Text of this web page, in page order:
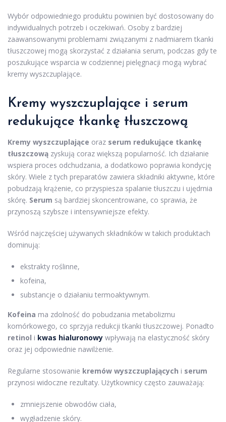
Wybór odpowiedniego produktu powinien być dostosowany do
indywidualnych potrzeb i oczekiwań. Osoby z bardziej
zaawansowanymi problemami związanymi z nadmiarem tkanki
tłuszczowej mogą skorzystać z działania serum, podczas gdy te
poszukujące wsparcia w codziennej pielęgnacji mogą wybrać
kremy wyszczuplające.
Kremy wyszczuplające i serum
redukujące tkankę tłuszczową
Kremy wyszczuplające oraz serum redukujące tkankę
tłuszczową zyskują coraz większą popularność. Ich działanie
wspiera proces odchudzania, a dodatkowo poprawia kondycję
skóry. Wiele z tych preparatów zawiera składniki aktywne, które
pobudzają krążenie, co przyspiesza spalanie tłuszczu i ujędrnia
skórę. Serum są bardziej skoncentrowane, co sprawia, że
przynoszą szybsze i intensywniejsze efekty.
Wśród najczęściej używanych składników w takich produktach
dominują:
ekstrakty roślinne,
kofeina,
substancje o działaniu termoaktywnym.
Kofeina ma zdolność do pobudzania metabolizmu
komórkowego, co sprzyja redukcji tkanki tłuszczowej. Ponadto
retinol i kwas hialuronowy wpływają na elastyczność skóry
oraz jej odpowiednie nawilżenie.
Regularne stosowanie kremów wyszczuplających i serum
przynosi widoczne rezultaty. Użytkownicy często zauważają:
zmniejszenie obwodów ciała,
wygładzenie skóry.